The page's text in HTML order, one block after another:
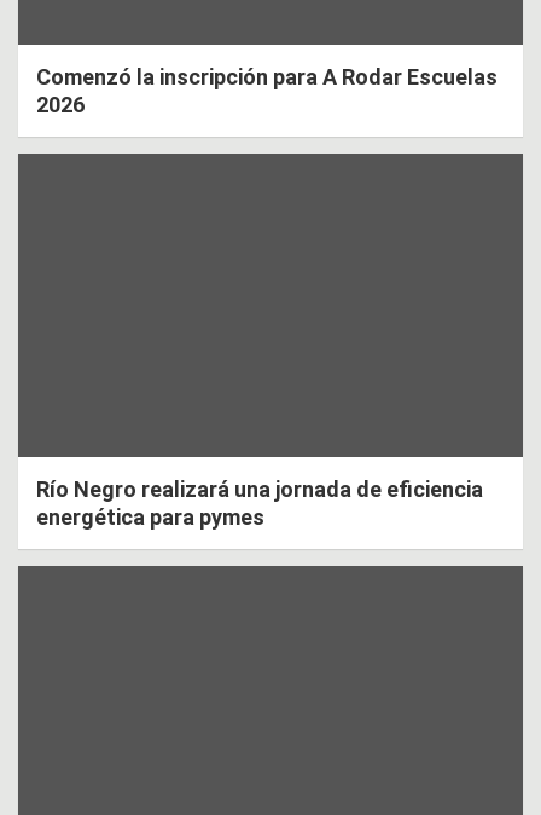
Comenzó la inscripción para A Rodar Escuelas
2026
Río Negro realizará una jornada de eficiencia
energética para pymes